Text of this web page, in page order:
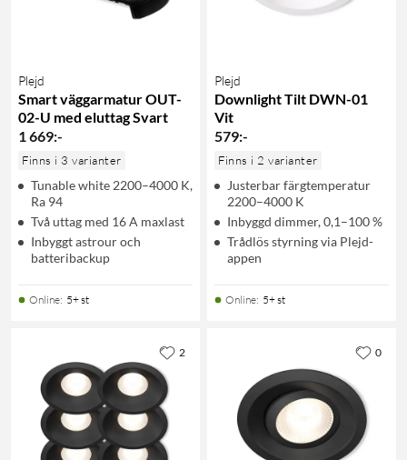
Plejd
Smart väggarmatur OUT-
02-U med eluttag Svart
1 669:-
Finns i 3 varianter
Tunable white 2200–4000 K,
Ra 94
Två uttag med 16 A maxlast
Inbyggt astrour och
batteribackup
Online: 5+ st
Plejd
Downlight Tilt DWN-01
Vit
579:-
Finns i 2 varianter
Justerbar färgtemperatur
2200–4000 K
Inbyggd dimmer, 0,1–100 %
Trådlös styrning via Plejd-
appen
Online: 5+ st
2 0